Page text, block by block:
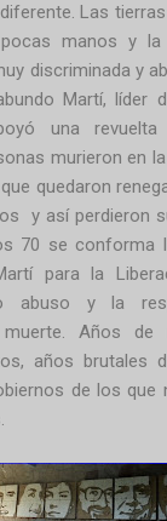
Las
manos y la
discriminada y
Martí, líder
una
murieron en
quedaron
y así perdieron
70 se conforma
para la
abuso y la
Años de
años brutales
de los que